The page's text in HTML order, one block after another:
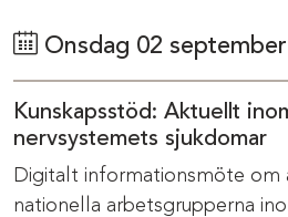
Onsdag 02 september
Kunskapsstöd: Aktuellt
nervsystemets sjukdomar
Digitalt informationsmöte om
nationella arbetsgrupperna